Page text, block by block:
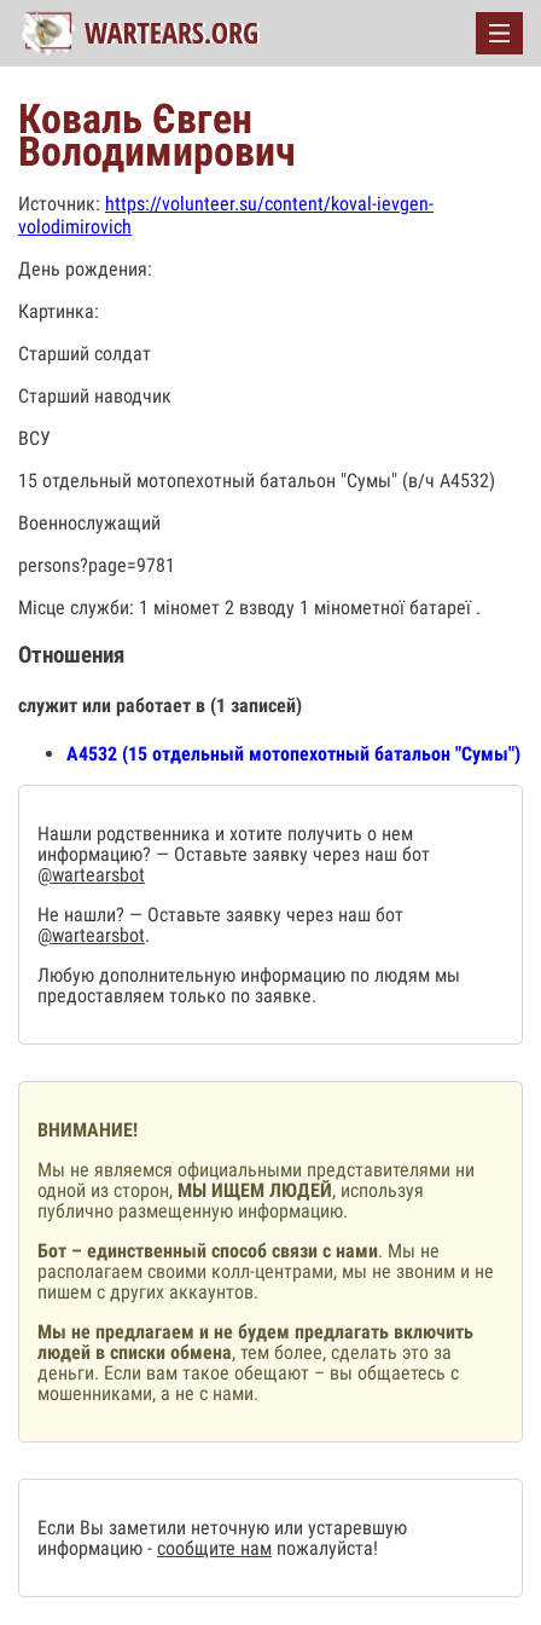
Коваль Євген
Володимирович
Источник: https://volunteer.su/content/koval-ievgen-
volodimirovich
День рождения:
Картинка:
Старший солдат
Старший наводчик
ВСУ
15 отдельный мотопехотный батальон "Сумы" (в/ч А4532)
Военнослужащий
persons?page=9781
Місце служби: 1 міномет 2 взводу 1 мінометної батареї .
Отношения
служит или работает в (1 записей)
А4532 (15 отдельный мотопехотный батальон "Сумы")
Нашли родственника и хотите получить о нем
информацию? — Оставьте заявку через наш бот
@wartearsbot
Не нашли? — Оставьте заявку через наш бот
@wartearsbot.
Любую дополнительную информацию по людям мы
предоставляем только по заявке.
ВНИМАНИЕ!
Мы не являемся официальными представителями ни
одной из сторон, МЫ ИЩЕМ ЛЮДЕЙ, используя
публично размещенную информацию.
Бот – единственный способ связи с нами. Мы не
располагаем своими колл-центрами, мы не звоним и не
пишем с других аккаунтов.
Мы не предлагаем и не будем предлагать включить
людей в списки обмена, тем более, сделать это за
деньги. Если вам такое обещают – вы общаетесь с
мошенниками, а не с нами.
Если Вы заметили неточную или устаревшую
информацию - сообщите нам пожалуйста!